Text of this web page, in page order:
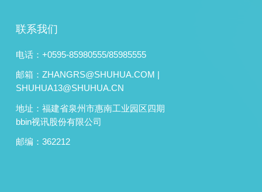
联系我们
电话：+0595-85980555/85985555
邮箱：ZHANGRS@SHUHUA.COM |
SHUHUA13@SHUHUA.CN
地址：福建省泉州市惠南工业园区四期
bbin视讯股份有限公司
邮编：362212